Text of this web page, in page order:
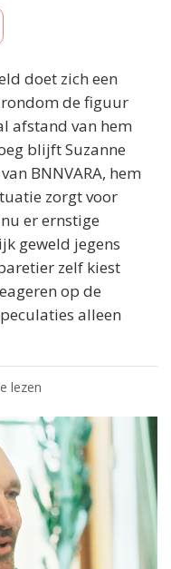
doet zich een
de figuur
afstand van hem
blijft Suzanne
BNNVARA, hem
zorgt voor
er ernstige
geweld jegens
zelf kiest
op de
alleen
lezen